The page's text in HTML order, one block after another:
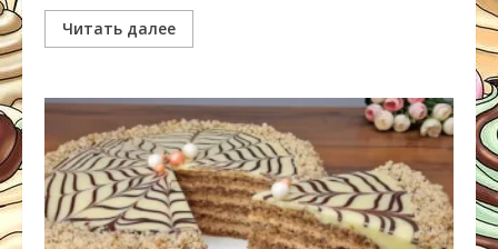
Читать далее